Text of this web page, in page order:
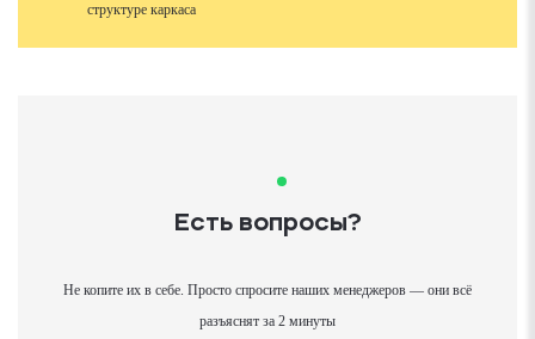
структуре каркаса
Есть вопросы?
Не копите их в себе. Просто спросите наших менеджеров — они всё
разъяснят за 2 минуты